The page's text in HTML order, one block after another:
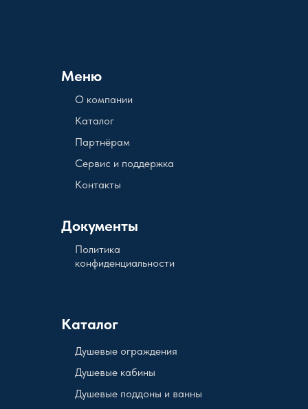
Меню
О компании
Документы
Каталог
Политика
конфиденциальности
Партнёрам
Сервис и поддержка
Контакты
Каталог
Душевые кабины
Душевые поддоны и ванны
Душевые ограждения